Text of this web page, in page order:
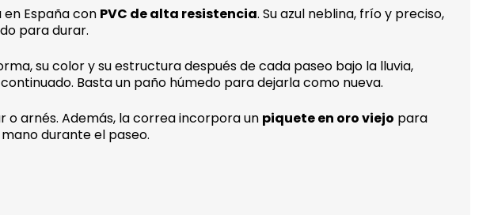
cantidad
España con PVC de alta resistencia. Su azul neblina, frío y preciso,
para durar.
su color y su estructura después de cada paseo bajo la lluvia,
Basta un paño húmedo para dejarla como nueva.
arnés. Además, la correa incorpora un piquete en oro viejo para
durante el paseo.